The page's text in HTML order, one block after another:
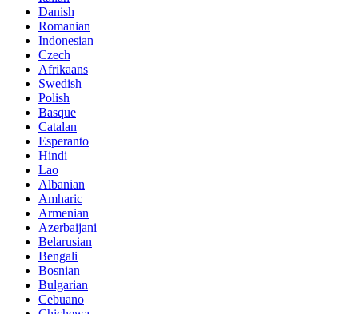
Danish
Romanian
Indonesian
Czech
Afrikaans
Swedish
Polish
Basque
Catalan
Esperanto
Hindi
Lao
Albanian
Amharic
Armenian
Azerbaijani
Belarusian
Bengali
Bosnian
Bulgarian
Cebuano